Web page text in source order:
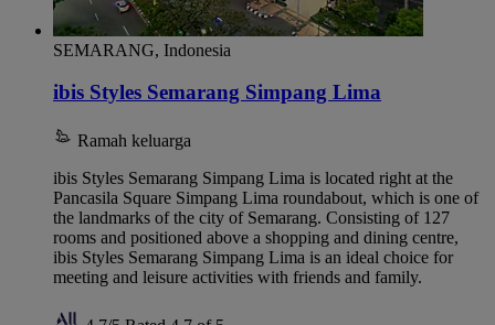
SEMARANG, Indonesia
ibis Styles Semarang Simpang Lima
Ramah keluarga
ibis Styles Semarang Simpang Lima is located right at the
Pancasila Square Simpang Lima roundabout, which is one of
the landmarks of the city of Semarang. Consisting of 127
rooms and positioned above a shopping and dining centre,
ibis Styles Semarang Simpang Lima is an ideal choice for
meeting and leisure activities with friends and family.